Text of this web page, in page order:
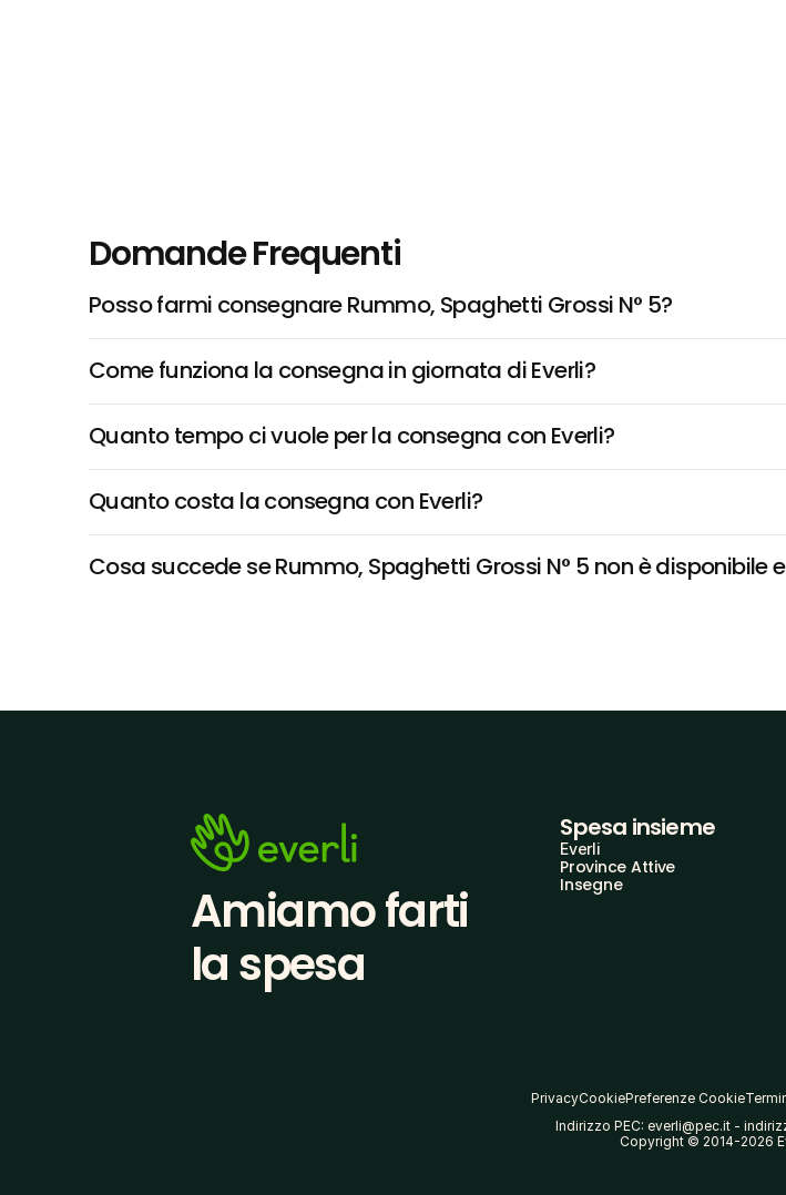
Domande Frequenti
Posso farmi consegnare Rummo, Spaghetti Grossi N° 5?
Come funziona la consegna in giornata di Everli?
Quanto tempo ci vuole per la consegna con Everli?
Quanto costa la consegna con Everli?
Cosa succede se Rummo, Spaghetti Grossi N° 5 non è disponibile
Amiamo farti
la spesa
Spesa insieme
Everli
Province Attive
Insegne
PrivacyCookiePreferenze Cookie
Indirizzo PEC: everli@pec.it -
Copyright © 2014-2026